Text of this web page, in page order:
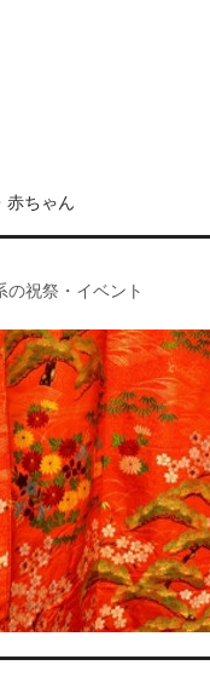
赤ちゃん
の祝祭・イベント